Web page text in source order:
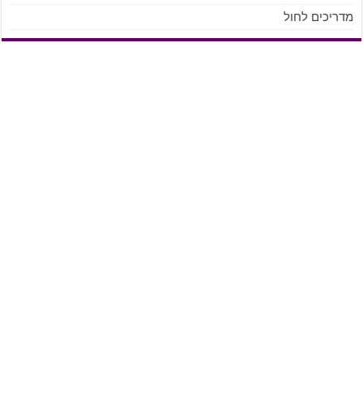
מדריכים לחול